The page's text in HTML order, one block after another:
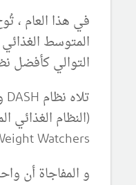
في هذا العام ،
المتوسط ​​الغذائي
التوالي
(النظام الغذائي
Watchers).
و المفاجاة أن